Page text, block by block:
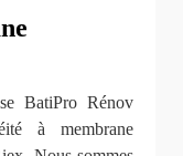
BatiPro Rénov
à membrane